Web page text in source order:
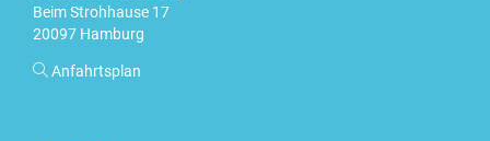
Beim Strohhause 17
20097 Hamburg
 Anfahrtsplan